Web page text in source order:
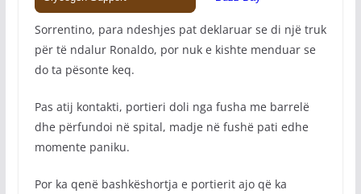
Sorrentino, para ndeshjes pat deklaruar se di një truk
për të ndalur Ronaldo, por nuk e kishte menduar se
do ta pësonte keq.
Pas atij kontakti, portieri doli nga fusha me barrelë
dhe përfundoi në spital, madje në fushë pati edhe
momente paniku.
Por ka qenë bashkëshortja e portierit ajo që ka